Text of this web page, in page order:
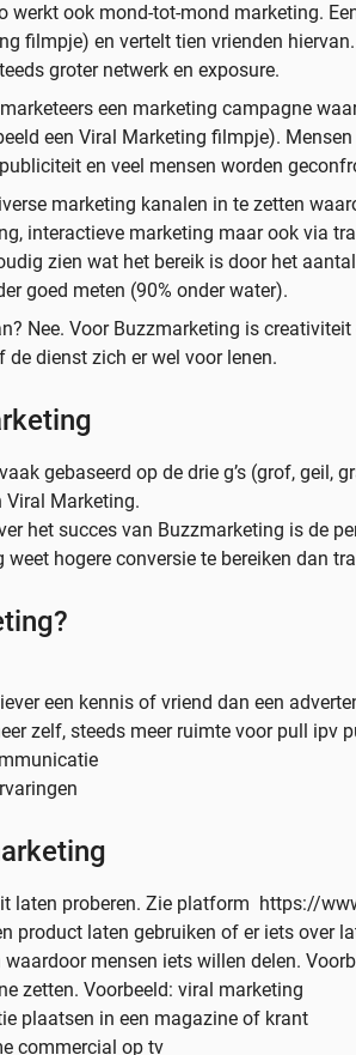
werkt ook mond-tot-mond marketing.
filmpje) en vertelt tien vrienden
groter netwerk en exposure.
een marketing campagne
een Viral Marketing filmpje).
en veel mensen worden
marketing kanalen in te zetten
interactieve marketing maar ook via
zien wat het bereik is door het
goed meten (90% onder water).
Nee. Voor Buzzmarketing is
dienst zich er wel voor lenen.
gebaseerd op de drie g’s (grof,
Viral Marketing.
het succes van Buzzmarketing is de
hogere conversie te bereiken dan
een kennis of vriend dan een
zelf, steeds meer ruimte voor pull ipv
laten proberen. Zie platform https://
product laten gebruiken of er iets over
mensen iets willen delen.
zetten. Voorbeeld: viral marketing
plaatsen in een magazine of krant
commercial op tv